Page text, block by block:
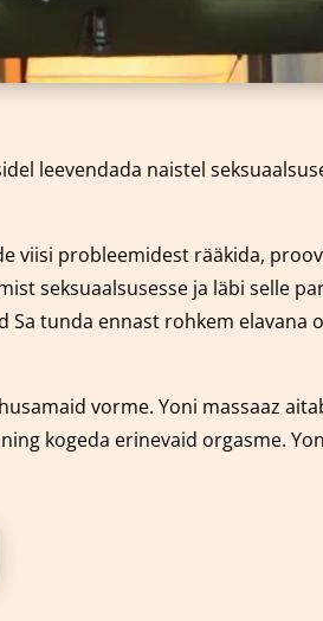
leevendada naistel
viisi probleemidest rääkida,
seksuaalsusesse ja läbi selle
tunda ennast rohkem elavana
vorme. Yoni massaaz
kogeda erinevaid orgasme.